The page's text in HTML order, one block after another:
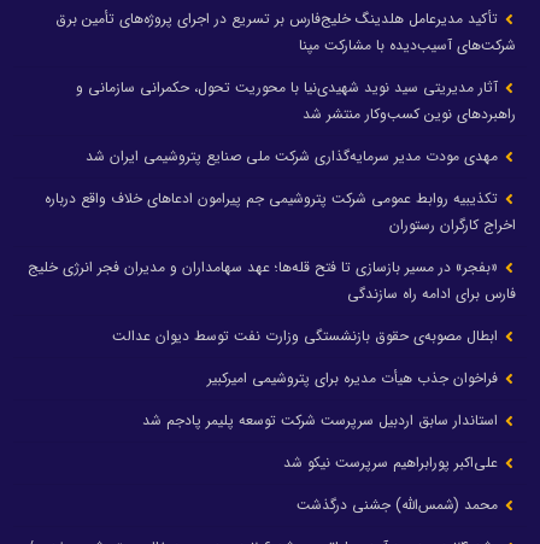
تأکید مدیرعامل هلدینگ خلیج‌فارس بر تسریع در اجرای پروژه‌های تأمین برق
شرکت‌های آسیب‌دیده با مشارکت مپنا
آثار مدیریتی سید نوید شهیدی‌نیا با محوریت تحول، حکمرانی سازمانی و
راهبردهای نوین کسب‌وکار منتشر شد
مهدی مودت مدیر سرمایه‌گذاری شرکت ملی صنایع پتروشیمی ایران شد
تکذیبیه روابط عمومی شرکت پتروشیمی جم پیرامون ادعاهای خلاف واقع درباره
اخراج کارگران رستوران
«بفجر» در مسیر بازسازی تا فتح قله‌ها؛ عهد سهامداران و مدیران فجر انرژی خلیج
فارس برای ادامه راه سازندگی
ابطال مصوبه‌ی حقوق بازنشستگی وزارت نفت توسط دیوان عدالت
فراخوان جذب هیأت مدیره برای پتروشیمی امیرکبیر
استاندار سابق اردبیل سرپرست شرکت توسعه پلیمر پادجم شد
علی‌اکبر پورابراهیم سرپرست نیکو شد
محمد (شمس‌الله) جشنی درگذشت